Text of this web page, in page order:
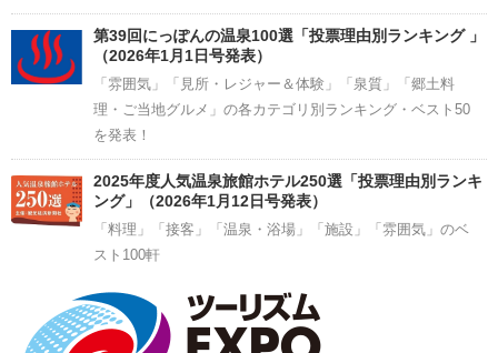
第39回にっぽんの温泉100選「投票理由別ランキング 」
（2026年1月1日号発表）
「雰囲気」「見所・レジャー＆体験」「泉質」「郷土料
理・ご当地グルメ」の各カテゴリ別ランキング・ベスト50
を発表！
2025年度人気温泉旅館ホテル250選「投票理由別ランキ
ング」（2026年1月12日号発表）
「料理」「接客」「温泉・浴場」「施設」「雰囲気」のベ
スト100軒